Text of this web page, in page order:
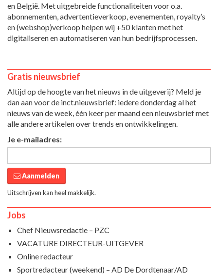
en België. Met uitgebreide functionaliteiten voor o.a.
abonnementen, advertentieverkoop, evenementen, royalty’s
en (webshop)verkoop helpen wij +50 klanten met het
digitaliseren en automatiseren van hun bedrijfsprocessen.
Gratis nieuwsbrief
Altijd op de hoogte van het nieuws in de uitgeverij? Meld je
dan aan voor de inct.nieuwsbrief: iedere donderdag al het
nieuws van de week, één keer per maand een nieuwsbrief met
alle andere artikelen over trends en ontwikkelingen.
Je e-mailadres:
Aanmelden
Uitschrijven kan heel makkelijk.
Jobs
Chef Nieuwsredactie – PZC
VACATURE DIRECTEUR-UITGEVER
Online redacteur
Sportredacteur (weekend) – AD De Dordtenaar/AD